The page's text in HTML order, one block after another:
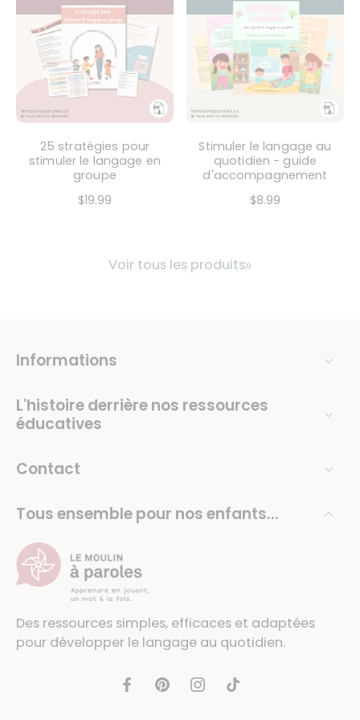
25 stratégies pour
stimuler le langage en
groupe
$19.99
Stimuler le langage au
quotidien - guide
d'accompagnement
$8.99
Voir tous les produits
Informations
L'histoire derrière nos ressources
éducatives
Contact
Tous ensemble pour nos enfants...
Des ressources simples, efficaces et adaptées
pour développer le langage au quotidien.